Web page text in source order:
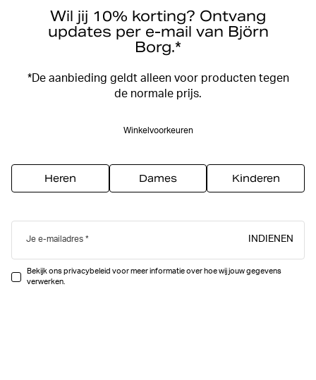
Wil jij 10% korting? Ontvang
updates per e-mail van Björn
Borg.*
*De aanbieding geldt alleen voor producten tegen
de normale prijs.
Winkelvoorkeuren
Heren Dames Kinderen
Je e-mailadres INDIENEN
Bekijk ons privacybeleid voor meer informatie over hoe wij jouw gegevens
verwerken.